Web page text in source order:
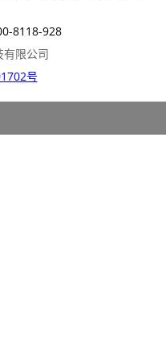
8118-928
限公司
号